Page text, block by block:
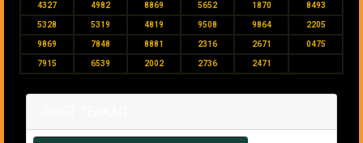
4327 4982 8869 5652 1870 8493
5328 5319 4819 9508 9864 2205
9869 7848 8881 2316 2671 0475
7915 6539 2002 2736 2471